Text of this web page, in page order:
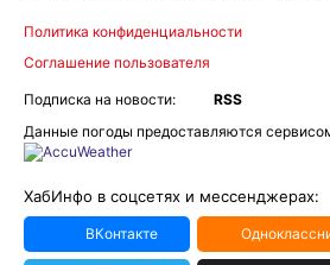
Политика конфиденциальности
Соглашение пользователя
Подписка на новости:
RSS
Данные погоды предоставляются
ХабИнфо в соцсетях и мессенджерах:
ВКонтакте